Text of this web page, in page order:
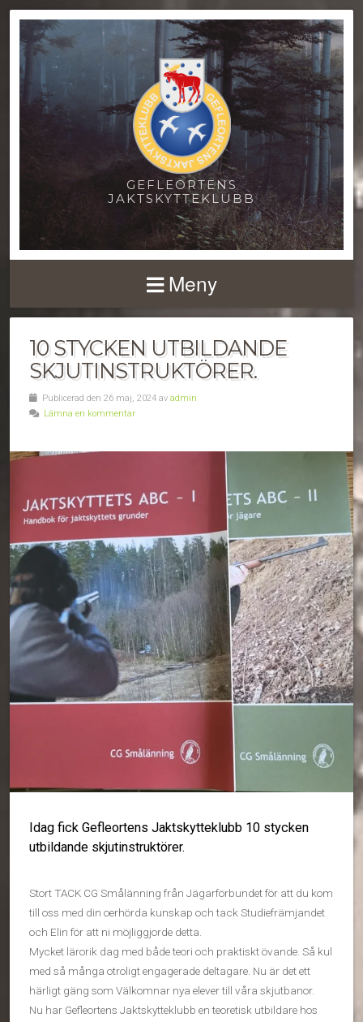
GEFLEORTENS
JAKTSKYTTEKLUBB
Meny
10 STYCKEN UTBILDANDE
SKJUTINSTRUKTÖRER.
Publicerad den 26 maj, 2024 av admin
Lämna en kommentar
Idag fick Gefleortens Jaktskytteklubb 10 stycken
utbildande skjutinstruktörer.
Stort TACK CG Smålänning från Jägarförbundet för att du kom
till oss med din oerhörda kunskap och tack Studiefrämjandet
och Elin för att ni möjliggjorde detta.
Mycket lärorik dag med både teori och praktiskt övande. Så kul
med så många otroligt engagerade deltagare. Nu är det ett
härligt gäng som Välkomnar nya elever till våra skjutbanor.
Nu har Gefleortens Jaktskytteklubb en teoretisk utbildare hos